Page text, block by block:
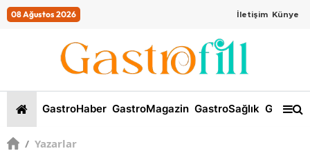
08 Ağustos 2026 İletişim Künye
GastroHaber GastroMagazin GastroSağlık
/ Yazarlar